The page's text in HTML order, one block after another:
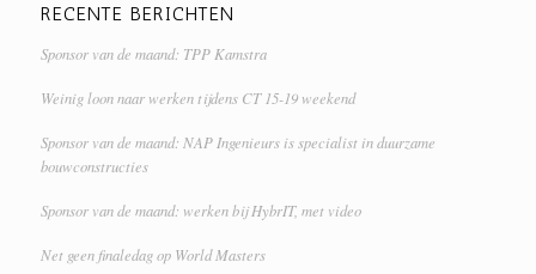
RECENTE BERICHTEN
Sponsor van de maand: TPP Kamstra
Weinig loon naar werken tijdens CT 15-19 weekend
Sponsor van de maand: NAP Ingenieurs is specialist in duurzame
bouwconstructies
Sponsor van de maand: werken bij HybrIT, met video
Net geen finaledag op World Masters